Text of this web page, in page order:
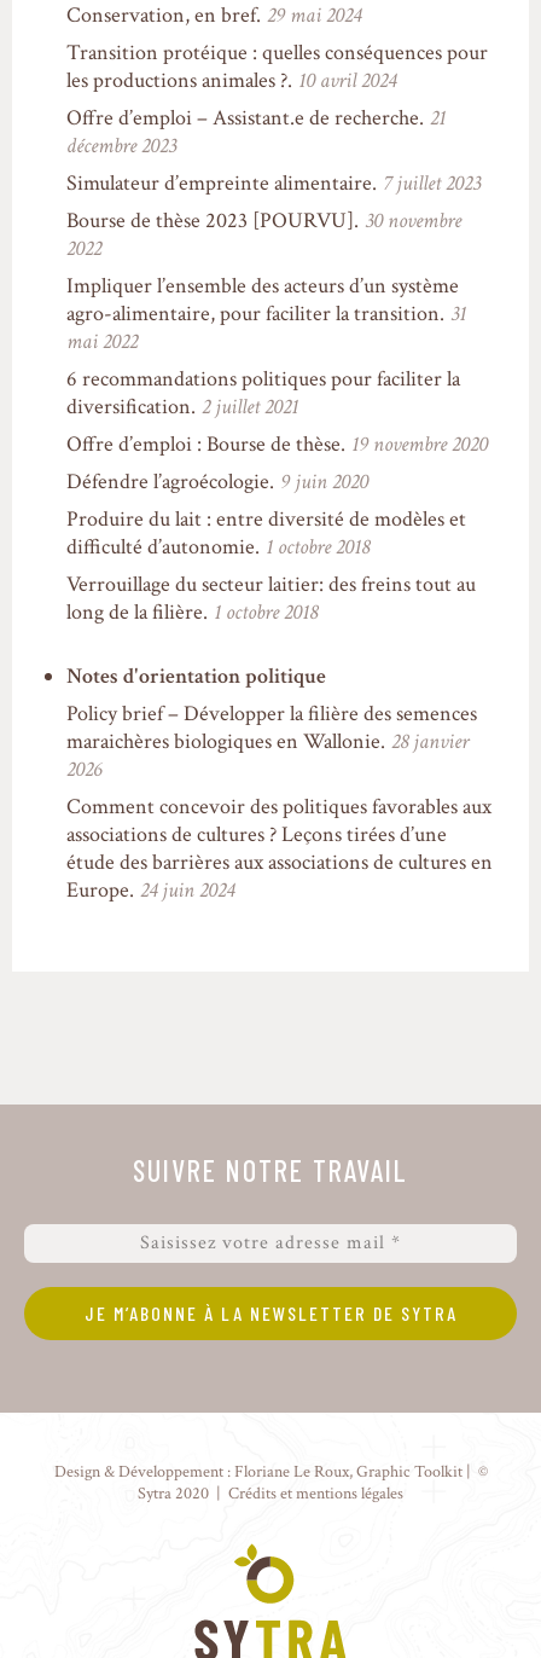
Conservation, en bref. 29 mai 2024
Transition protéique : quelles conséquences pour
les productions animales ?. 10 avril 2024
Offre d’emploi – Assistant.e de recherche. 21
décembre 2023
Simulateur d’empreinte alimentaire. 7 juillet 2023
Bourse de thèse 2023 [POURVU]. 30 novembre
2022
Impliquer l’ensemble des acteurs d’un système
agro-alimentaire, pour faciliter la transition. 31
mai 2022
6 recommandations politiques pour faciliter la
diversification. 2 juillet 2021
Offre d’emploi : Bourse de thèse. 19 novembre 2020
Défendre l’agroécologie. 9 juin 2020
Produire du lait : entre diversité de modèles et
difficulté d’autonomie. 1 octobre 2018
Verrouillage du secteur laitier: des freins tout au
long de la filière. 1 octobre 2018
Notes d'orientation politique
Policy brief – Développer la filière des semences
maraichères biologiques en Wallonie. 28 janvier
2026
Comment concevoir des politiques favorables aux
associations de cultures ? Leçons tirées d’une
étude des barrières aux associations de cultures en
Europe. 24 juin 2024
SUIVRE NOTRE TRAVAIL
Design & Développement :Floriane Le Roux,Graphic Toolkit| ©
Sytra 2020 | Crédits et mentions légales